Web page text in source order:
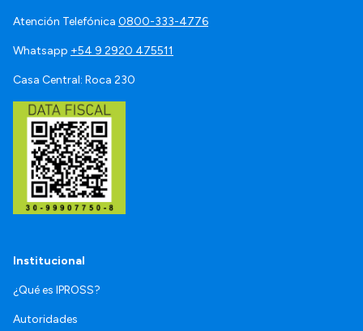
Atención Telefónica 0800-333-4776
Whatsapp +54 9 2920 475511
Casa Central: Roca 230
Institucional
¿Qué es IPROSS?
Autoridades